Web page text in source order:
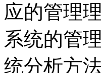
应的管理
系统的管
统分析方